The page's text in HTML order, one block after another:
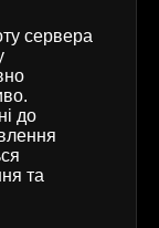
сервера
до
та